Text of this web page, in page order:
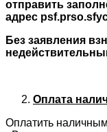
отправить
адрес
Без заявления
Оплата
Оплатить